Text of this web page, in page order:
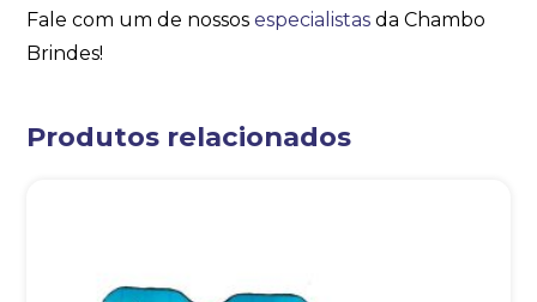
Fale com um de nossosespecialistas da Chambo
Brindes!
Produtos relacionados